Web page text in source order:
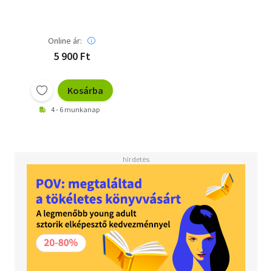
Online ár:
5 900 Ft
Kosárba
4 - 6 munkanap